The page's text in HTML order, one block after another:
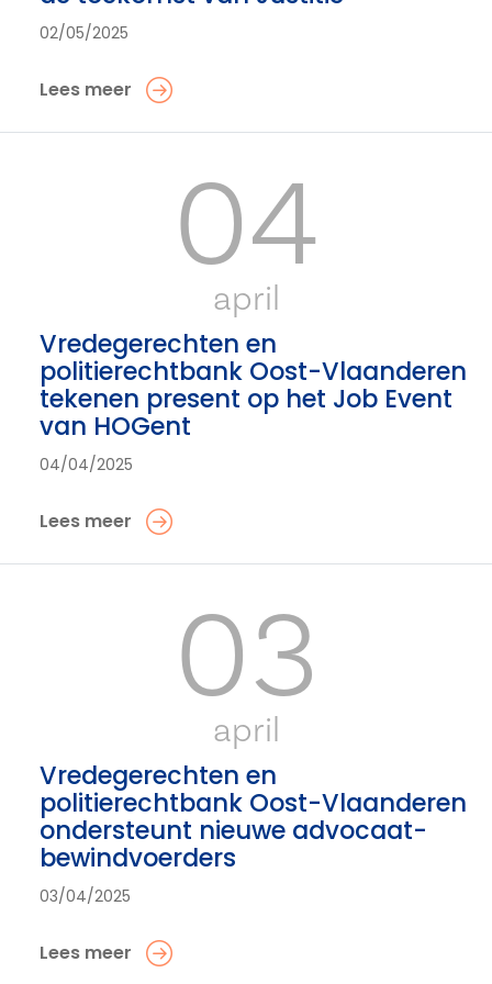
02/05/2025
Lees meer
04
april
Vredegerechten en
politierechtbank Oost-Vlaanderen
tekenen present op het Job Event
van HOGent
04/04/2025
Lees meer
03
april
Vredegerechten en
politierechtbank Oost-Vlaanderen
ondersteunt nieuwe advocaat-
bewindvoerders
03/04/2025
Lees meer